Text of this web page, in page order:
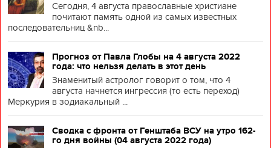
Сегодня, 4 августа православные христиане
почитают память одной из самых известных
последовательниц &nb...
Прогноз от Павла Глобы на 4 августа 2022
года: что нельзя делать в этот день
Знаменитый астролог говорит о том, что 4
августа начнется ингрессия (то есть переход)
Меркурия в зодиакальный ...
Сводка с фронта от Генштаба ВСУ на утро 162-
го дня войны (04 августа 2022 года)